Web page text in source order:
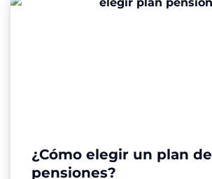
¿Cómo elegir un plan de
pensiones?